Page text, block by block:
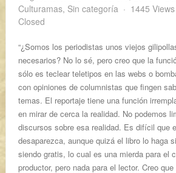
Culturamas, Sin categoría 1445 Views
Closed
“¿Somos los periodistas unos viejos
necesarios? No lo sé, pero creo que la
sólo es teclear teletipos en las webs o
con opiniones de columnistas que fingen
temas. El reportaje tiene una función
en mirar de cerca la realidad. No podemos
discursos sobre esa realidad. Es difícil que
desaparezca, aunque quizá el libro lo haga
siendo gratis, lo cual es una mierda para el
productor, pero nada para el lector. Creo